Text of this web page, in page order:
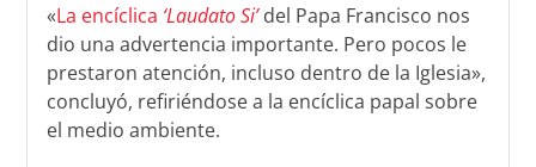
«La encíclica ‘Laudato Si’del Papa Francisco nos
dio una advertencia importante. Pero pocos le
prestaron atención, incluso dentro de la Iglesia»,
concluyó, refiriéndose a la encíclica papal sobre
el medio ambiente.